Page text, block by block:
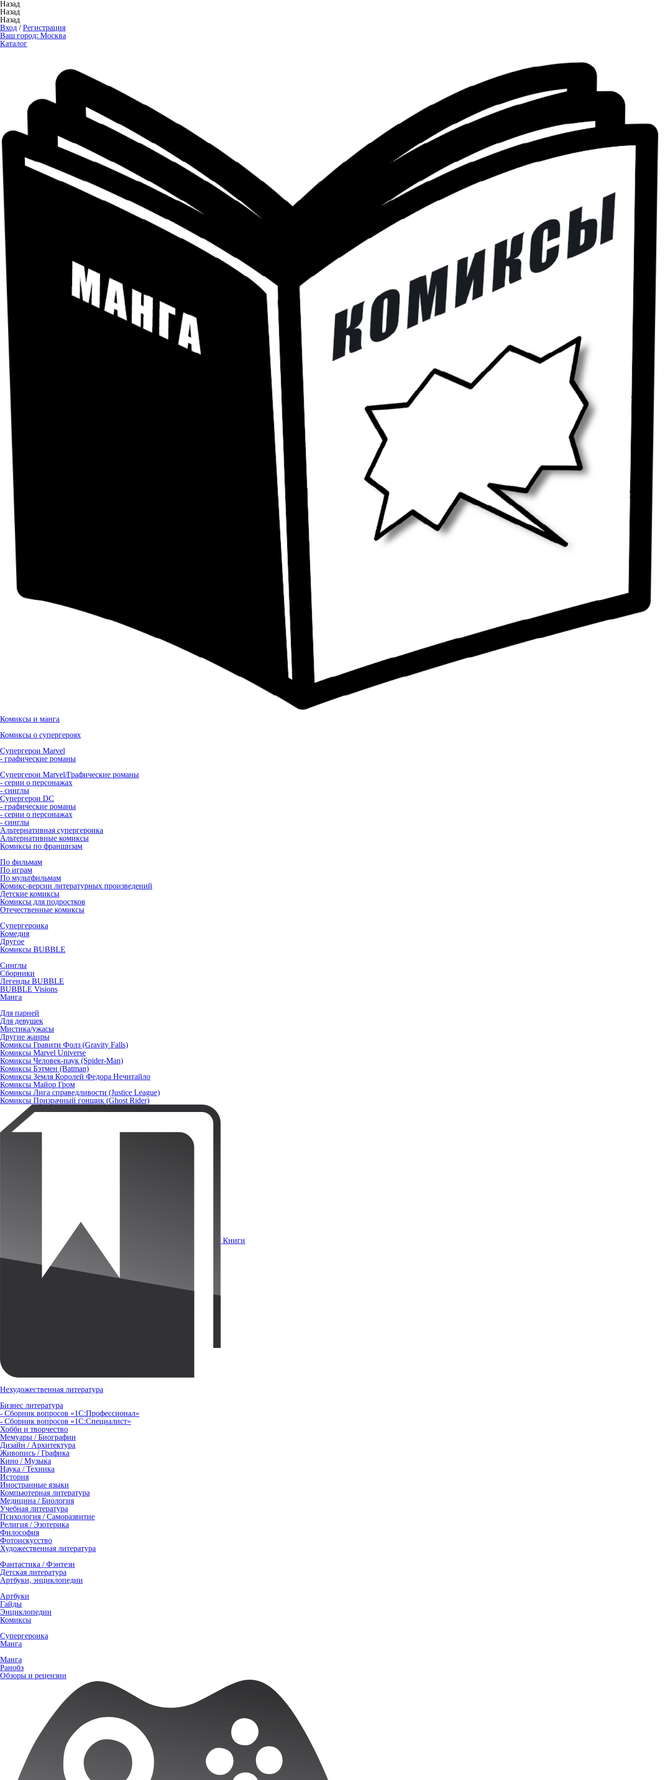
Назад
Назад
Назад
Вход /Регистрация
Ваш город: Москва
Каталог
Комиксы и манга
Комиксы о супергероях
Супергерои Marvel
- графические романы
Супергерои Marvel/Графические романы
- серии о персонажах
- синглы
Супергерои DC
- графические романы
- серии о персонажах
- синглы
Альтернативная супергероика
Альтернативные комиксы
Комиксы по франшизам
По фильмам
По играм
По мультфильмам
Комикс-версии литературных произведений
Детские комиксы
Комиксы для подростков
Отечественные комиксы
Супергероика
Комедия
Другое
Комиксы BUBBLE
Синглы
Сборники
Легенды BUBBLE
BUBBLE Visions
Манга
Для парней
Для девушек
Мистика/ужасы
Другие жанры
Комиксы Гравити Фолз (Gravity Falls)
Комиксы Marvel Universe
Комиксы Человек-паук (Spider-Man)
Комиксы Бэтмен (Batman)
Комиксы Земля Королей Федора Нечитайло
Комиксы Майор Гром
Комиксы Лига справедливости (Justice League)
Комиксы Призрачный гонщик (Ghost Rider)
Книги
Нехудожественная литература
Бизнес литература
- Сборник вопросов «1С:Профессионал»
- Сборник вопросов «1С:Специалист»
Хобби и творчество
Мемуары / Биографии
Дизайн / Архитектура
Живопись / Графика
Кино / Музыка
Наука / Техника
История
Иностранные языки
Компьютерная литература
Медицина / Биология
Учебная литература
Психология / Саморазвитие
Религия / Эзотерика
Философия
Фотоискусство
Художественная литература
Фантастика / Фэнтези
Детская литература
Артбуки, энциклопедии
Артбуки
Гайды
Энциклопедии
Комиксы
Супергероика
Манга
Манга
Ранобэ
Обзоры и рецензии